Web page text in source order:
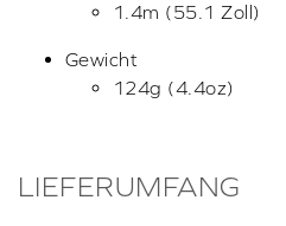
1.4m (55.1 Zoll)
Gewicht
124g (4.4oz)
LIEFERUMFANG